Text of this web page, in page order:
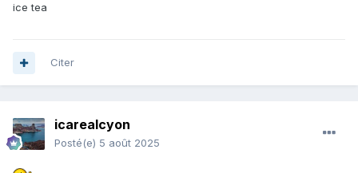
ice tea
Citer
icarealcyon
Posté(e) 5 août 2025